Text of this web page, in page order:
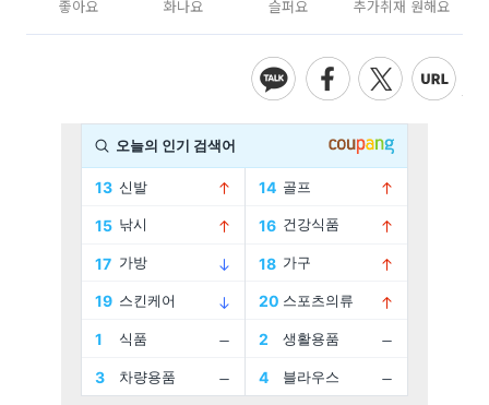
좋아요 화나요 슬퍼요 추가취재 원해요